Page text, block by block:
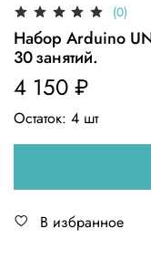
(0)
Набор Arduino
30 занятий.
4 150 ₽
Остаток: 4 шт
В избранное